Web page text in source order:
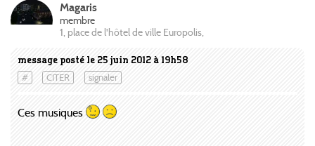
message posté le 25 juin 2012 à 19h58
# CITER signaler
Magaris
membre
1, place de l'hôtel de ville Europolis,
Ces musiques